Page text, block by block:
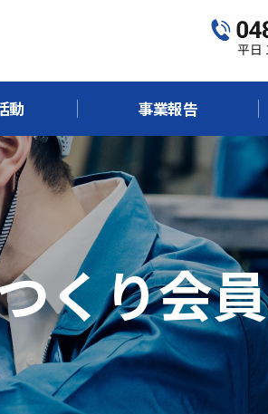
動 事業報告
くり会員